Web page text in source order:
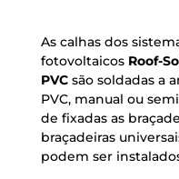
As calhas dos
fotovoltaicos Roof-
PVCsão soldadas a
PVC, manual ou
de fixadas as
braçadeiras
podem ser